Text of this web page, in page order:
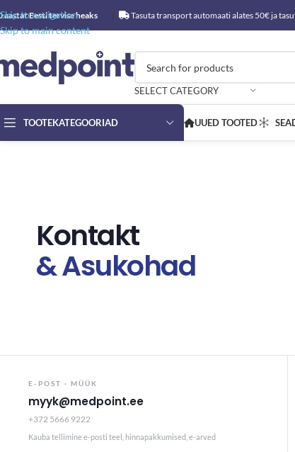
Skip to navigation
Skip to main content
aastat Eesti tervise heaks | Tasuta transport automaati alates 50€
SELECT CATEGORY
TOOTEKATEGOORIAD UUED TOOTED
Kontakt
& Asukohad
E-POST · MÜÜK
myyk@medpoint.ee
+372 5666 9222
Kauba tellimine e-posti teel, hinnapakkumised, e-arved